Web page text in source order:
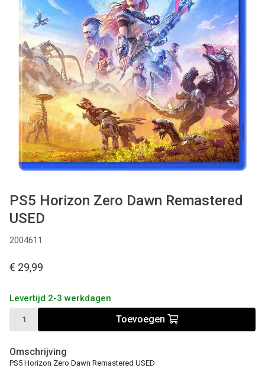
Used
Accessoires
Board Games
Cadeaubon
Inkoop
PS5 Horizon Zero Dawn Remastered
USED
2004611
€ 29,99
Levertijd 2-3 werkdagen
Toevoegen
Omschrijving
PS5 Horizon Zero Dawn Remastered USED